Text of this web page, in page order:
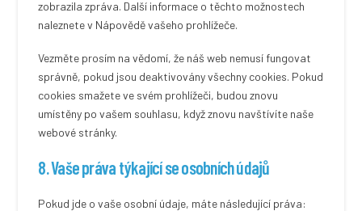
zobrazila zpráva. Další informace o těchto možnostech
naleznete v Nápovědě vašeho prohlížeče.
Vezměte prosím na vědomí, že náš web nemusí fungovat
správně, pokud jsou deaktivovány všechny cookies. Pokud
cookies smažete ve svém prohlížeči, budou znovu
umístěny po vašem souhlasu, když znovu navštívíte naše
webové stránky.
8. Vaše práva týkající se osobních údajů
Pokud jde o vaše osobní údaje, máte následující práva: